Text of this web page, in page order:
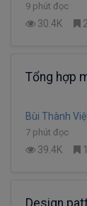
9 phút đọc
30.4K
Tổng hợp
Bùi Thành
7 phút đọc
39.4K